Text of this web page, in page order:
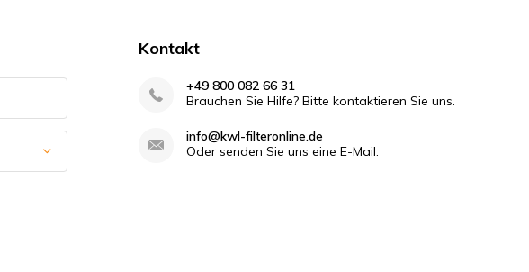
Kontakt
+49 800 082 66 31
Brauchen Sie Hilfe? Bitte kontaktieren Sie uns.
info@kwl-filteronline.de
Oder senden Sie uns eine E-Mail.